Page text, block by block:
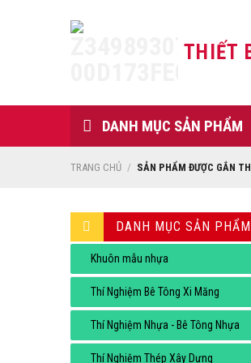
THIẾT
DANH MỤC SẢN PHẨM
TRANG CHỦ / SẢN PHẨM ĐƯỢC GẮN
DANH MỤC SẢN PHẨM
Khuôn mẫu nhựa
Thí Nghiệm Bê Tông Xi Măng
Thí Nghiệm Nhựa - Bê Tông Nhựa
Thí Nghiệm Thép Xây Dựng